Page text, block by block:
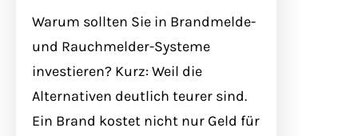
Warum sollten Sie in Brandmelde-
und Rauchmelder-Systeme
investieren? Kurz: Weil die
Alternativen deutlich teurer sind.
Ein Brand kostet nicht nur Geld für